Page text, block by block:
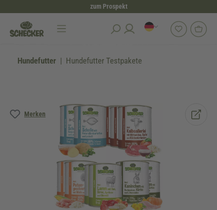
zum Prospekt
Hundefutter Hundefutter Testpakete
Merken
Bildergalerie überspringen